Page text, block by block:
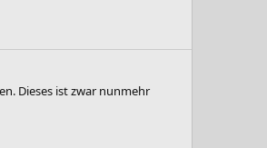
Dieses ist zwar nunmehr